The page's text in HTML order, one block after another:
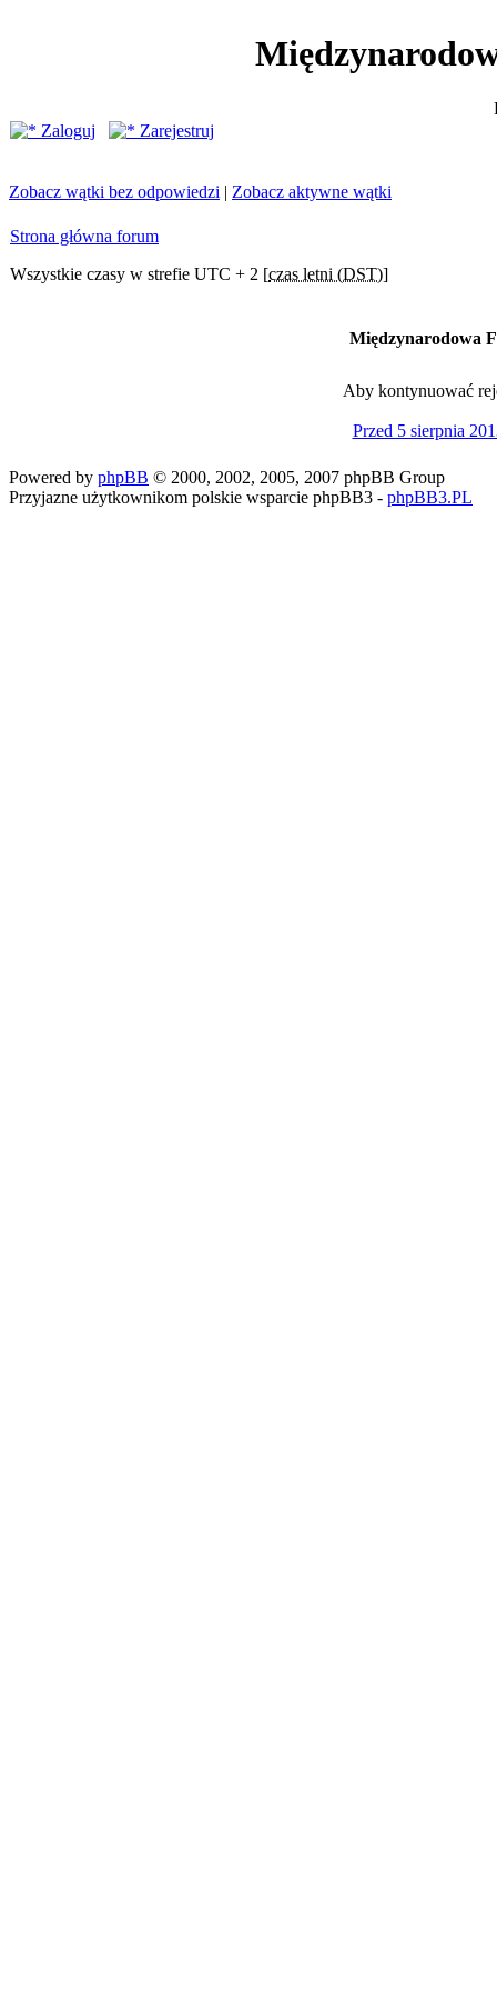
Zaloguj
Zarejestruj
Zobacz wątki bez odpowiedzi | Zobacz aktywne wątki
Strona główna forum
Wszystkie czasy w strefie UTC + 2 [czas letni (DST)]
Międzynarodowa
Aby kontynuować
Przed 5 sierpnia
Powered by phpBB © 2000, 2002, 2005, 2007 phpBB Group
Przyjazne użytkownikom polskie wsparcie phpBB3 - phpBB3.PL